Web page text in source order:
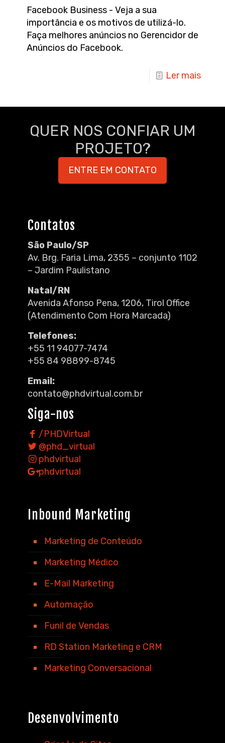
Facebook Business - Veja a sua
importância e os motivos de utilizá-lo.
Faça melhores anúncios no Gerencidor de
Anúncios do Facebook.
Ler mais
QUER NOS CONFIAR UM
PROJETO?
ENTRE EM CONTATO
Contatos
São Paulo/SP
Av. Brg. Faria Lima, 2355 – conjunto 1102
– Jardim Paulistano
Natal/RN
Avenida Afonso Pena, 1206, Tirol Office
(Atendimento Com Hora Marcada)
Telefones:
+55 11 94077-7474
+55 84 98899-8745
Email:
contato@phdvirtual.com.br
Siga-nos
/PHDVirtual
@phd_virtual
phdvirtual
phdvirtual
Inbound Marketing
Marketing de Conteúdo
Marketing Médico
E-Mail Marketing
Automação
Funil de Vendas
RD Station Marketing e CRM
Marketing Conversacional
Desenvolvimento